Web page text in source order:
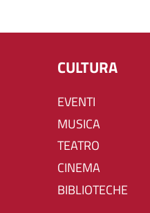
CULTURA
EVENTI
MUSICA
TEATRO
CINEMA
BIBLIOTECHE